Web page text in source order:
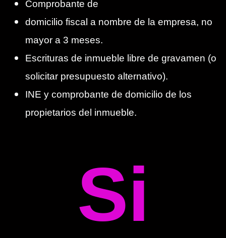
Comprobante de
domicilio fiscal a nombre de la empresa, no
mayor a 3 meses.
Escrituras de inmueble libre de gravamen (o
solicitar presupuesto alternativo).
INE y comprobante de domicilio de los
propietarios del inmueble.
Si